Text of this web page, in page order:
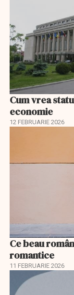
Cum vrea
economie
12 FEBRUARIE 2026
Ce beau
romantice
11 FEBRUARIE 2026